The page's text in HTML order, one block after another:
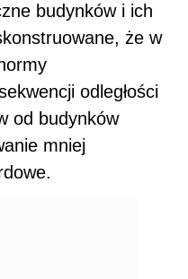
budynków i ich
że w
odległości
od budynków
mniej